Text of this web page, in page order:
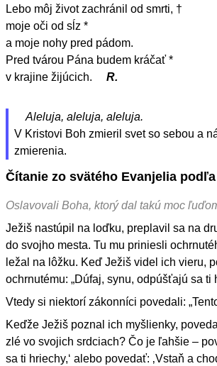
Lebo môj život zachránil od smrti, †
moje oči od sĺz *
a moje nohy pred pádom.
Pred tvárou Pána budem kráčať *
v krajine žijúcich.
R.
Aleluja, aleluja, aleluja.
V Kristovi Boh zmieril svet so sebou a
zmierenia.
Čítanie zo svätého Evanjelia
Oslavovali Boha, ktorý dal takú moc
Ježiš nastúpil na loďku, preplavil sa na
do svojho mesta. Tu mu priniesli
ležal na lôžku. Keď Ježiš videl ich vieru,
ochrnutému: „Dúfaj, synu, odpúšťajú sa ti
Vtedy si niektorí zákonníci povedali:
Keďže Ježiš poznal ich myšlienky,
zlé vo svojich srdciach? Čo je ľahšie –
sa ti hriechy,‘ alebo povedať: ‚Vstaň a